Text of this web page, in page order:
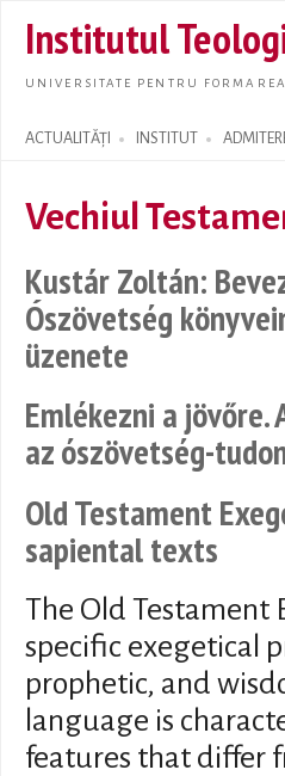
Institutul
UNIVERSITATE PENTRU
ACTUALITĂȚI INSTITUT
Search form
Vechiul
Kustár Zoltán:
Ószövetség
üzenete
Emlékezni a
az ószövetség-
Old Testament
sapiental texts
The Old Testament
specific exegetical
prophetic, and
language is
features that differ